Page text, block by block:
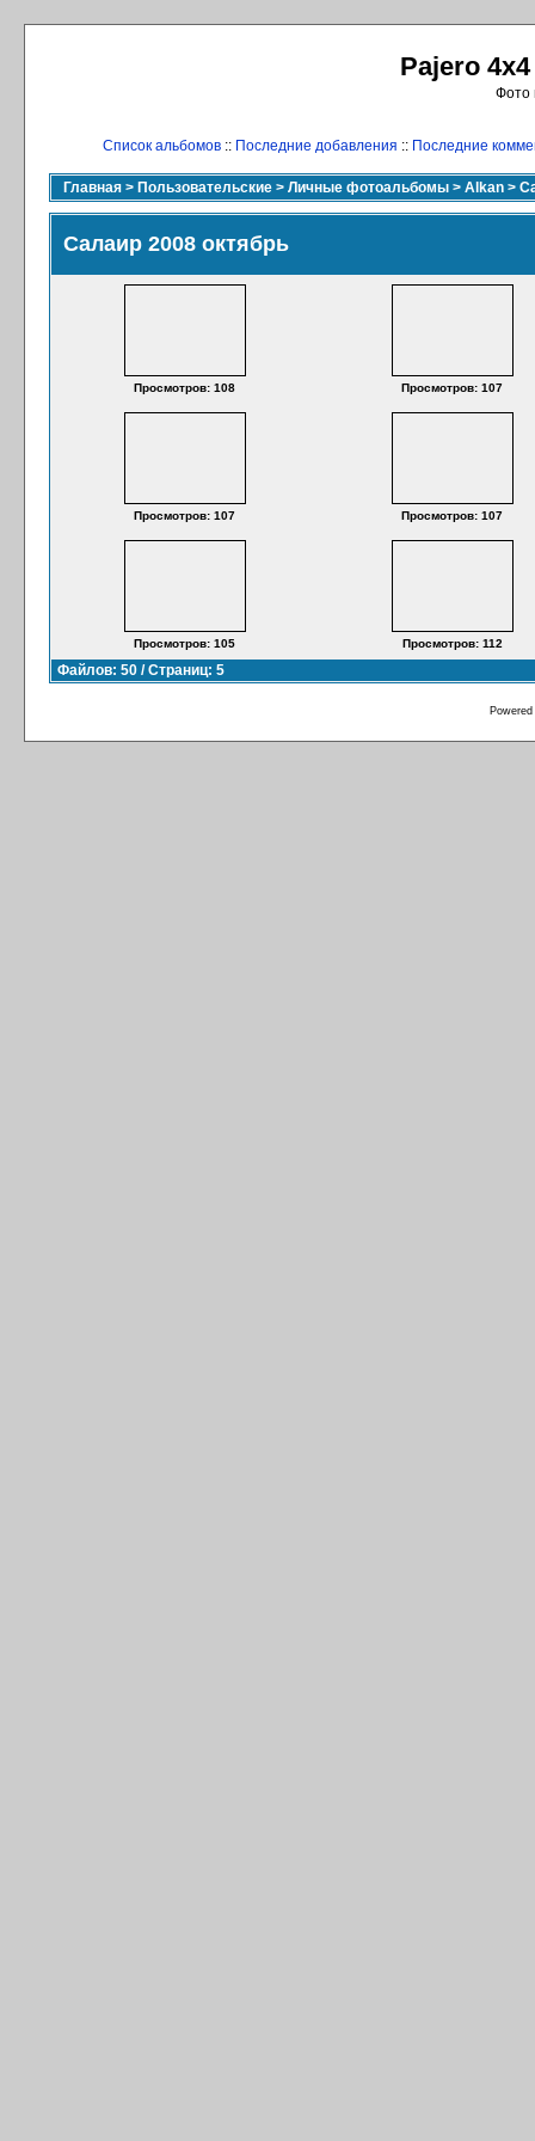
Pajero
Фото
Список альбомов :: Последние добавления :: Последние
Главная > Пользовательские > Личные фотоальбомы > Alkan >
Салаир 2008 октябрь
Просмотров: 108 Просмотров: 107
Просмотров: 107 Просмотров: 107
Просмотров: 105 Просмотров: 112
Файлов: 50 / Страниц: 5